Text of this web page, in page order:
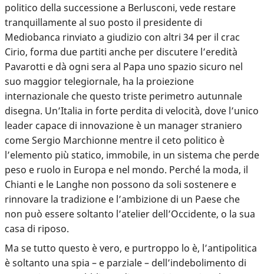
politico della successione a Berlusconi, vede restare
tranquillamente al suo posto il presidente di
Mediobanca rinviato a giudizio con altri 34 per il crac
Cirio, forma due partiti anche per discutere l’eredità
Pavarotti e dà ogni sera al Papa uno spazio sicuro nel
suo maggior telegiornale, ha la proiezione
internazionale che questo triste perimetro autunnale
disegna. Un’Italia in forte perdita di velocità, dove l’unico
leader capace di innovazione è un manager straniero
come Sergio Marchionne mentre il ceto politico è
l’elemento più statico, immobile, in un sistema che perde
peso e ruolo in Europa e nel mondo. Perché la moda, il
Chianti e le Langhe non possono da soli sostenere e
rinnovare la tradizione e l’ambizione di un Paese che
non può essere soltanto l’atelier dell’Occidente, o la sua
casa di riposo.
Ma se tutto questo è vero, e purtroppo lo è, l’antipolitica
è soltanto una spia – e parziale – dell’indebolimento di